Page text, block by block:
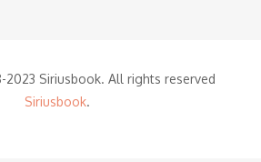
2023 Siriusbook. All rights reserved
Siriusbook.